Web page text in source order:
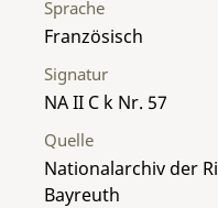
Sprache
Französisch
Signatur
NA II C k Nr. 57
Quelle
Nationalarchiv der
Bayreuth